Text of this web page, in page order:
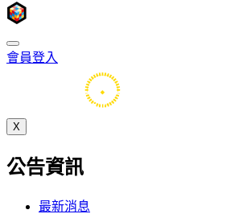
會員登入
X
公告資訊
最新消息